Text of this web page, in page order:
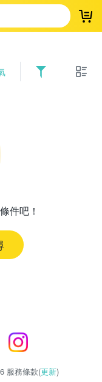
登
件吧！
服務條款(更新)